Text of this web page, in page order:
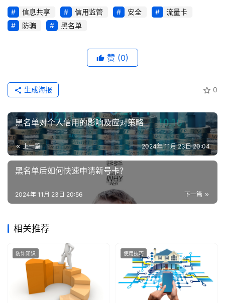
增
值
业
信息共享 信用监管 安全
流量卡
防骗
黑名单
赞 (0)
0
生成海报
黑名单对个人信用的影响及应对策略
上一篇 2024年 11月 23日 20:04
黑名单后如何快速申请新号卡？
下一篇
2024年 11月 23日 20:56
相关推荐
防诈知识 使用技巧